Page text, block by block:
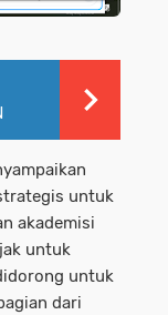
untuk
akademisi
untuk
untuk
dari